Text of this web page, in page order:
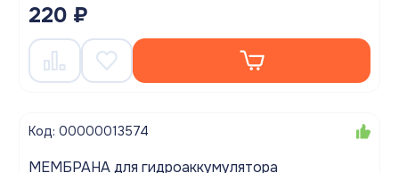
220 ₽
Код: 00000013574
МЕМБРАНА для гидроаккумулятора